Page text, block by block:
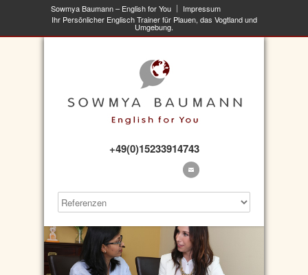
Sowmya Baumann – English for You
Impressum
Ihr Persönlicher Englisch Trainer für Plauen, das Vogtland und
Umgebung.
+49(0)15233914743